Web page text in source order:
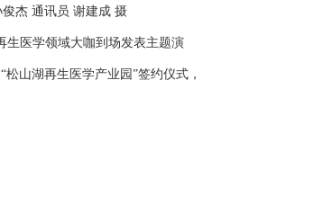
杰 通讯员 谢建成 摄
生医学领域大咖到场发表主题演
山湖再生医学产业园”签约仪式，